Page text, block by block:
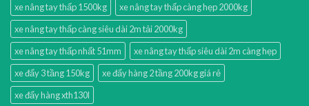
xe nâng tay thấp 1500kg
xe nâng tay thấp càng hẹp 2000kg
xe nâng tay thấp càng siêu dài 2m tải 2000kg
xe nâng tay thấp nhất 51mm
xe nâng tay thấp siêu dài 2m càng hẹp
xe đẩy 3 tầng 150kg
xe đẩy hàng 2 tầng 200kg giá rẻ
xe đẩy hàng xth130l